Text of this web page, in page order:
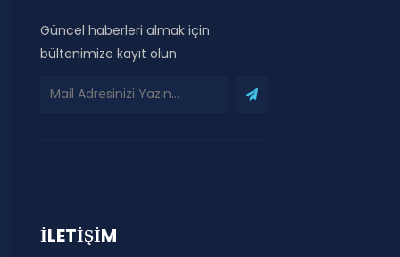
Güncel haberleri almak için
bültenimize kayıt olun
İLETIŞIM